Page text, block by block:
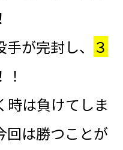
が完封し、
３
時は負けてしま
回は勝つことが